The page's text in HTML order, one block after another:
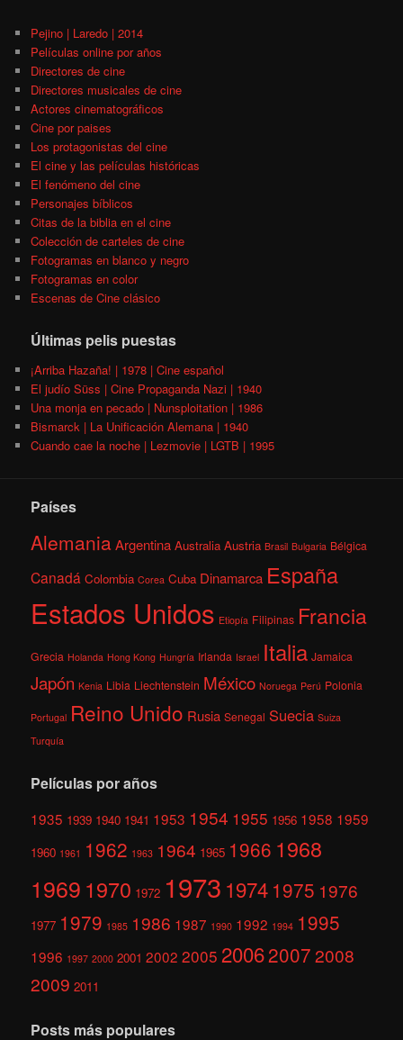
Pejino | Laredo | 2014
Películas online por años
Directores de cine
Directores musicales de cine
Actores cinematográficos
Cine por paises
Los protagonistas del cine
El cine y las películas históricas
El fenómeno del cine
Personajes bíblicos
Citas de la biblia en el cine
Colección de carteles de cine
Fotogramas en blanco y negro
Fotogramas en color
Escenas de Cine clásico
Últimas pelis puestas
¡Arriba Hazaña! | 1978 | Cine español
El judío Süss | Cine Propaganda Nazi | 1940
Una monja en pecado | Nunsploitation | 1986
Bismarck | La Unificación Alemana | 1940
Cuando cae la noche | Lezmovie | LGTB | 1995
Países
AlemaniaArgentina Australia Austria Brasil Bulgaria Bélgica
Canadá Colombia Corea Cuba Dinamarca España
Estados Unidos Etiopía Filipinas Francia
Grecia Holanda Hong Kong Hungría Irlanda Israel Italia Jamaica
Japón Kenia Libia Liechtenstein México Noruega Perú Polonia
Portugal Reino Unido Rusia Senegal Suecia Suiza
Turquía
Películas por años
1935 1939 1940 1941 1953 1954 1955 1956 1958 1959
1960 1961 1962 1963 1964 1965 1966 1968
1969 1970 1972 1973 1974 1975 1976
1977 1979 1985 1986 1987 1990 1992 1994 1995
1996 1997 2000 2001 2002 2005 200620072008
2009 2011
Posts más populares